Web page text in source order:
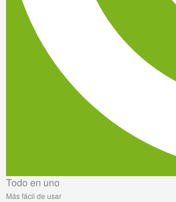
Todo en uno
Más fácil de usar